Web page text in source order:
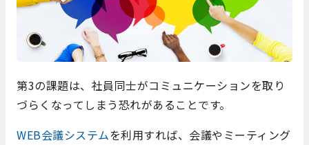
第3の課題は、社員同士がコミュニケーションを取り
づらくなってしまう恐れがあることです。
WEB会議システムを利用すれば、会議やミーティング